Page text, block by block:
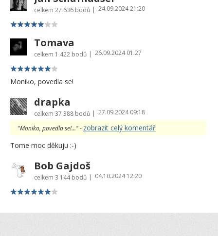
celkem 27 636 bodů | 24.09.2024 21:20
Tomava
celkem 1 422 bodů | 26.09.2024 01:27
Moniko, povedla se!
drapka
celkem 37 388 bodů | 27.09.2024 09:18
"Moniko, povedla se!..." - zobrazit celý komentář
Tome moc děkuju :-)
Bob Gajdoš
celkem 3 144 bodů | 04.10.2024 12:20